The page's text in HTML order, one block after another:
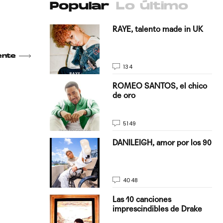
Popular Lo último
RAYE, talento made in UK
134
ROMEO SANTOS, el chico
de oro
5149
DANILEIGH, amor por los 90
4048
Las 10 canciones
imprescindibles de Drake